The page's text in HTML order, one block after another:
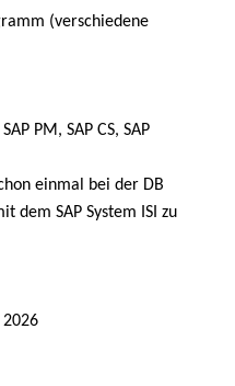
(verschiedene
PM, SAP CS, SAP
einmal bei der DB
dem SAP System ISI zu